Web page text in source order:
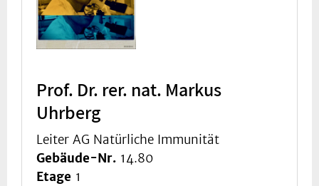
Prof. Dr. rer. nat. Markus
Uhrberg
Leiter AG Natürliche Immunität
Gebäude-Nr. 14.80
Etage 1